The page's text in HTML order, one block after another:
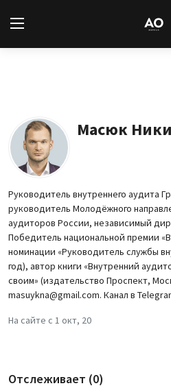
Новости
Статьи
Архив
База знаний
Подписка
Масюк
Руководитель внутреннего аудита
руководитель Молодёжного
аудиторов России, независимый
Победитель национальной премии
номинации «Руководитель службы
год), автор книги «Внутренний
своим» (издательство Проспект,
masuykna@gmail.com. Канал в
На сайте с 1 окт, 20
Отслеживает (0)